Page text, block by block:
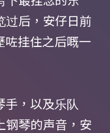
过后，安仔日前
咗挂住之后嘅一
手，以及乐队
钢琴的声音，安